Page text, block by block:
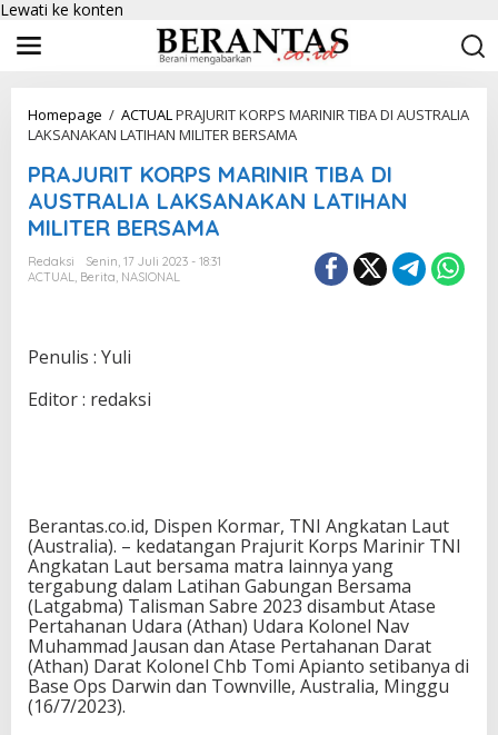
Lewati ke konten
Homepage / ACTUALPRAJURIT KORPS MARINIR TIBA DI AUSTRALIA
LAKSANAKAN LATIHAN MILITER BERSAMA
PRAJURIT KORPS MARINIR TIBA DI
AUSTRALIA LAKSANAKAN LATIHAN
MILITER BERSAMA
Redaksi
Senin, 17 Juli 2023 - 18:31
ACTUAL, Berita, NASIONAL
Penulis : Yuli
Editor : redaksi
Berantas.co.id, Dispen Kormar, TNI Angkatan Laut
(Australia). – kedatangan Prajurit Korps Marinir TNI
Angkatan Laut bersama matra lainnya yang
tergabung dalam Latihan Gabungan Bersama
(Latgabma) Talisman Sabre 2023 disambut Atase
Pertahanan Udara (Athan) Udara Kolonel Nav
Muhammad Jausan dan Atase Pertahanan Darat
(Athan) Darat Kolonel Chb Tomi Apianto setibanya di
Base Ops Darwin dan Townville, Australia, Minggu
(16/7/2023).